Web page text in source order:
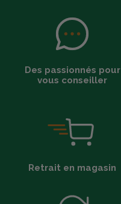
Des passionnés pour
vous conseiller
Retrait en magasin